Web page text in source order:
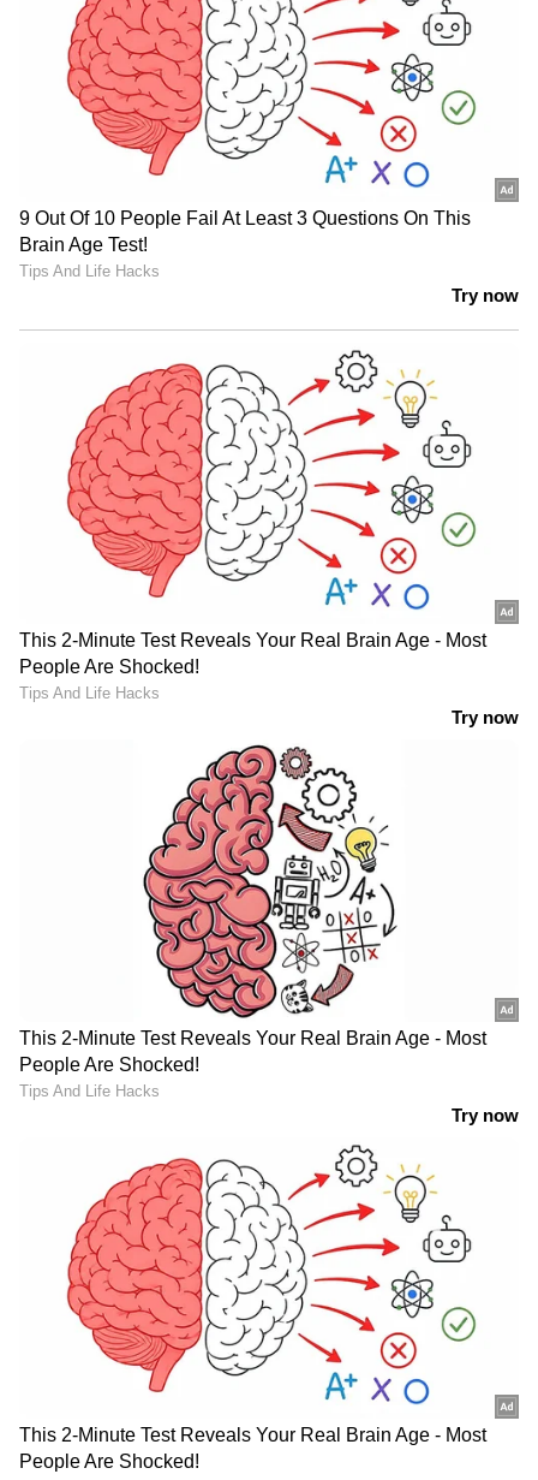
വിൽപ്പന നിലയ്ക്കാൻ കാരണമെന്താണ്?
ടാറ്റ മോട്ടോഴ്‌സിന്റെ മൊത്തം വിൽപ്പനയുടെ
ഏകദേശം 15% നിലവിൽ ഇലക്ട്രിക്
മൂലമല്ലെന്ന് കമ്പനി വാദിക്കുന്നു. യഥാർത്ഥ
കാരണം കുറഞ്ഞ വിതരണമാണ്. മെയ്
മാസത്തെ ബുക്കിംഗ് ഡാറ്റ മാത്രം നോക്കൂ. ടാറ്റ
മോട്ടോഴ്‌സിന്റെ മൊത്തം ഡിമാൻഡിൽ
ഏകദേശം 30% ഇലക്ട്രിക്
വാഹനങ്ങൾക്കായിരുന്നു. ഉടനടി വിതരണം
ലഭിച്ചാൽ, ഇലക്ട്രിക് വാഹന വിൽപ്പന
ഇരട്ടിയാക്കുമെന്ന് കമ്പനി വിശ്വസിക്കുന്നു.
ടാറ്റ മോട്ടോഴ്‌സ് എന്താണ് ചെയ്യുന്നത്?
നിറവേറ്റുന്നതിനായി, ടാറ്റ മോട്ടോഴ്‌സ് പുതിയ
നടപടികൾ സ്വീകരിക്കുന്നു. പാർട്‌സ്
വെണ്ടർമാരുമായും വിതരണക്കാരുമായും
അവർ അടുത്ത് പ്രവർത്തിക്കുന്നു. ഇത്
വേഗത്തിലുള്ള ഉൽ‌പാദന വർദ്ധനവിന്
വഴിയൊരുക്കും. ടാറ്റയുടെ സ്വന്തം
ഫാക്ടറികൾക്ക് വഴക്കമുള്ള വാഹന നിർമ്മാണ
ശേഷിയുണ്ടെന്ന് ശൈലേഷ് ചന്ദ്ര വിശദീകരിച്ചു.
ആവശ്യാനുസരണം അവർക്ക് കൂടുതൽ
പെട്രോൾ അല്ലെങ്കിൽ ഇലക്ട്രിക് വാഹനങ്ങൾ
ഉത്പാദിപ്പിക്കാൻ കഴിയും. എങ്കിലും യഥാർത്ഥ
വെല്ലുവിളി വിതരണക്കാരിൽ നിന്നാണ് വരുന്നത്,
അവരുടെ ഉൽ‌പാദനം വർദ്ധിപ്പിക്കുന്നതിന്
പുതിയ നിക്ഷേപങ്ങൾ നടത്തേണ്ടി വന്നേക്കാം.